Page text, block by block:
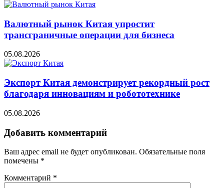
Валютный рынок Китая упростит
трансграничные операции для бизнеса
05.08.2026
Экспорт Китая демонстрирует рекордный рост
благодаря инновациям и робототехнике
05.08.2026
Добавить комментарий
Ваш адрес email не будет опубликован. Обязательные поля
помечены *
Комментарий *